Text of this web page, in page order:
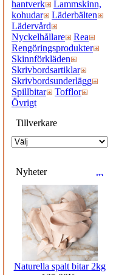
hantverk
Lammskinn,
kohudar
Läderbälten
Lädervård
Nyckelhållare
Rea
Rengöringsprodukter
Skinnförkläden
Skrivbordsartiklar
Skrivbordsunderlägg
Spillbitar
Tofflor
Övrigt
Tillverkare
Nyheter
Naturella spalt bitar 2kg